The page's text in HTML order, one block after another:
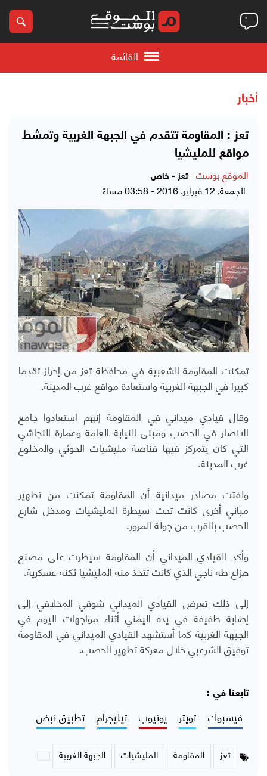
القائمة
أخبار
تعز : المقاومة تتقدم في الجبهة الغربية وتمشط
مواقع للمليشيا
الموقع بوست-تعز - خاص
الجمعة, 12 فبراير, 2016 - 03:58 مساءً
تمكنت المقاومة الشعبية في محافظة تعز من إحراز تقدما
كبيرا في الجبهة الغربية واستعادة مواقع غرب المدينة.
وقال قيادي ميداني في المقاومة إنهم استعادوا جامع
الانصار في الحصب ومبنى النيابة العامة وعمارة النجاشي
التي كان يتمركز فيها قناصة مليشيات الحوثي والمخلوع
غرب المدينة.
ولفتت مصادر ميدانية أن المقاومة تمكنت من تطهير
مباني أخرى كانت تحت سيطرة المليشيات ومدخل شارع
الحصب بالقرب من جولة المرور.
وأكد القيادي الميداني أن المقاومة سيطرت على مصنع
هزاع طه ناجي الذي كانت تتخذ منه المليشيا ثكنه عسكرية.
إلى ذلك تعرض القيادي الميداني شوقي المخلافي إلى
إصابة طفيفة في يده اليمني أثناء مواجهات اليوم في
الجبهة الغربية كما أستشهد القيادي الميداني في المقاومة
توفيق الشرعبي خلال معركة تطهير الحصب.
تابعنا في :
فيسبوك تويتر يوتيوب تيليجرام تطبيق نبض
تعز المقاومة المليشيات الجبهة الغربية